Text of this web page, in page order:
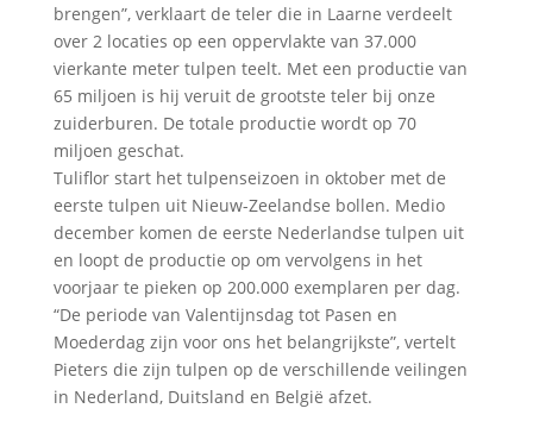
brengen”, verklaart de teler die in Laarne verdeelt
over 2 locaties op een oppervlakte van 37.000
vierkante meter tulpen teelt. Met een productie van
65 miljoen is hij veruit de grootste teler bij onze
zuiderburen. De totale productie wordt op 70
miljoen geschat.
Tuliflor start het tulpenseizoen in oktober met de
eerste tulpen uit Nieuw-Zeelandse bollen. Medio
december komen de eerste Nederlandse tulpen uit
en loopt de productie op om vervolgens in het
voorjaar te pieken op 200.000 exemplaren per dag.
“De periode van Valentijnsdag tot Pasen en
Moederdag zijn voor ons het belangrijkste”, vertelt
Pieters die zijn tulpen op de verschillende veilingen
in Nederland, Duitsland en België afzet.